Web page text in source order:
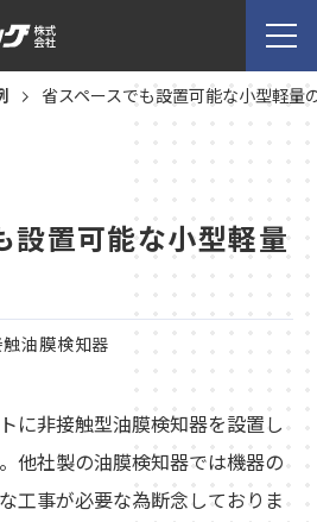
省スペースでも設置可能な小型軽量
設置可能な小型軽量
油膜検知器
に非接触型油膜検知器を設置し
他社製の油膜検知器では機器の
工事が必要な為断念しておりま